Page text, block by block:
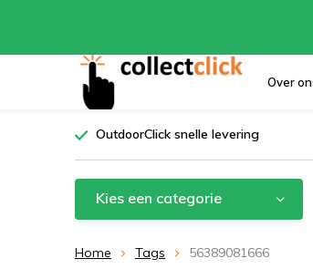
Over
OutdoorClick snelle levering
Kies een categorie
Home Tags 56389081666